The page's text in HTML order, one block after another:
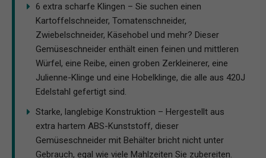
6 extra scharfe Klingen – Sie suchen einen
Kartoffelschneider, Tomatenschneider,
Zwiebelschneider, Käsehobel und mehr? Dieser
Gemüseschneider enthält einen feinen und mittleren
Würfel, eine Reibe, einen groben Zerkleinerer, eine
Julienne-Klinge und eine Hobelklinge, die alle aus 420J
Edelstahl gefertigt sind.
Starke, langlebige Konstruktion – Hergestellt aus
extra hartem ABS-Kunststoff, dieser
Gemüseschneider mit Behälter bricht nicht unter
Gebrauch, egal wie viele Mahlzeiten Sie zubereiten.